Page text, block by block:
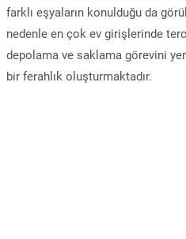
farklı eşyaların konulduğu da
nedenle en çok ev girişlerinde
depolama ve saklama görevini
bir ferahlık oluşturmaktadır.